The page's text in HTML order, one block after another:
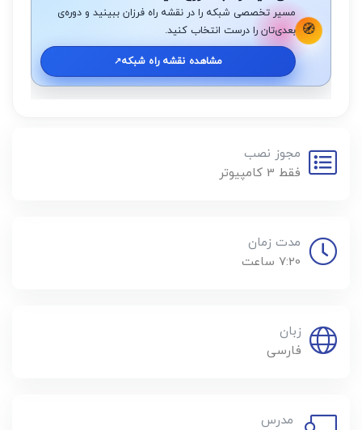
🧭
مسیر تخصصی شبکه را در نقشه راه فرزان ببینید و دوره‌ی
بعدی‌تان را درست انتخاب کنید.
مشاهده نقشه راه شبکه↗️
مجوز نصب
فقط 3 کامپیوتر
مدت زمان
7:20 ساعت
زبان
فارسی
مدرس